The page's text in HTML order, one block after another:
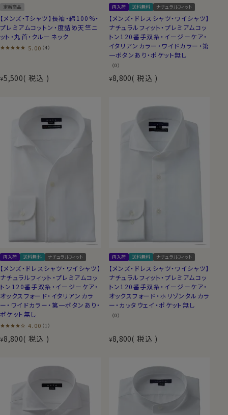
定番商品
【メンズ・Tシャツ】長袖・綿100%・
プレミアムコットン・度詰め天竺ニ
ット・丸首・クルーネック
5.00 （4）
¥5,500 税込
再入荷 送料無料 ナチュラルフィット
【メンズ・ドレスシャツ・ワイシャツ】
ナチュラルフィット・プレミアムコッ
トン120番手双糸・イージーケア・
イタリアンカラー・ワイドカラー・第
一ボタンあり・ポケット無し
（0）
¥8,800 税込
再入荷 送料無料 ナチュラルフィット
【メンズ・ドレスシャツ・ワイシャツ】
ナチュラルフィット・プレミアムコッ
トン120番手双糸・イージーケア・
オックスフォード・イタリアンカラ
ー・ワイドカラー・第一ボタンあり・
ポケット無し
4.00 （1）
¥8,800 税込
再入荷 送料無料 ナチュラルフィット
【メンズ・ドレスシャツ・ワイシャツ】
ナチュラルフィット・プレミアムコッ
トン120番手双糸・イージーケア・
オックスフォード・ホリゾンタルカラ
ー・カッタウェイ・ポケット無し
（0）
¥8,800 税込